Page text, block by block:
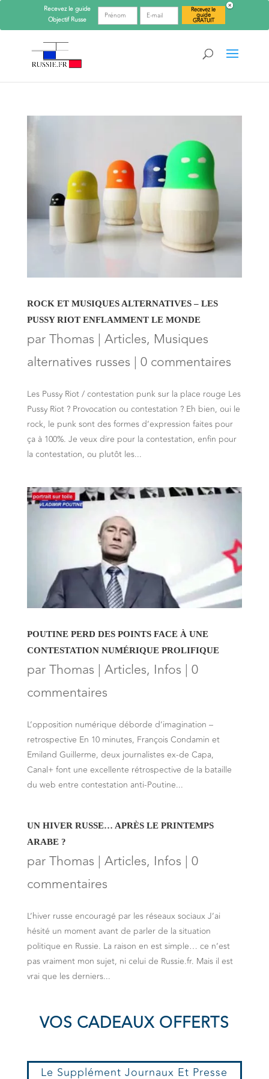
ROCK ET MUSIQUES ALTERNATIVES – LES
PUSSY RIOT ENFLAMMENT LE MONDE
parThomas | Articles, Musiques
alternatives russes | 0 commentaires
Les Pussy Riot / contestation punk sur la place rouge Les
Pussy Riot ? Provocation ou contestation ? Eh bien, oui le
rock, le punk sont des formes d’expression faites pour
ça à 100%. Je veux dire pour la contestation, enfin pour
la contestation, ou plutôt les...
POUTINE PERD DES POINTS FACE À UNE
CONTESTATION NUMÉRIQUE PROLIFIQUE
parThomas | Articles, Infos | 0
commentaires
L’opposition numérique déborde d’imagination –
retrospective En 10 minutes, François Condamin et
Emiland Guillerme, deux journalistes ex-de Capa,
Canal+ font une excellente rétrospective de la bataille
du web entre contestation anti-Poutine...
UN HIVER RUSSE… APRÈS LE PRINTEMPS
ARABE ?
parThomas | Articles, Infos | 0
commentaires
L’hiver russe encouragé par les réseaux sociaux J’ai
hésité un moment avant de parler de la situation
politique en Russie. La raison en est simple… ce n’est
pas vraiment mon sujet, ni celui de Russie.fr. Mais il est
vrai que les derniers...
VOS CADEAUX OFFERTS
Le Supplément Journaux Et Presse
Recevez le guide
ObjectifRusse
Recevez le
guide
GRATUIT